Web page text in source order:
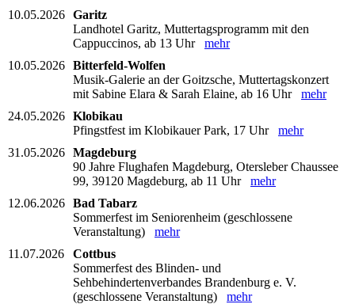
10.05.2026 Garitz
Landhotel Garitz, Muttertagsprogramm mit den
Cappuccinos, ab 13 Uhr mehr
10.05.2026 Bitterfeld-Wolfen
Musik-Galerie an der Goitzsche, Muttertagskonzert
mit Sabine Elara & Sarah Elaine, ab 16 Uhr mehr
24.05.2026 Klobikau
Pfingstfest im Klobikauer Park, 17 Uhr mehr
31.05.2026 Magdeburg
90 Jahre Flughafen Magdeburg, Otersleber Chaussee
99, 39120 Magdeburg, ab 11 Uhr mehr
12.06.2026 Bad Tabarz
Sommerfest im Seniorenheim (geschlossene
Veranstaltung) mehr
11.07.2026
Cottbus
Sommerfest des Blinden- und
Sehbehindertenverbandes Brandenburg e. V.
(geschlossene Veranstaltung) mehr